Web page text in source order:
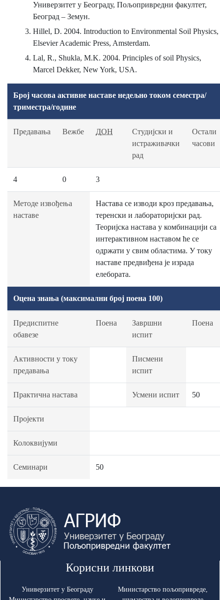
Универзитет у Београду, Пољопривредни факултет,
Београд – Земун.
Hillel, D. 2004. Introduction to Environmental Soil Physics,
Elsevier Academic Press, Amsterdam.
Lal, R., Shukla, M.K. 2004. Principles of soil Physics,
Marcel Dekker, New York, USА.
Број часова активне наставе недељно током семестра/
триместра/године
Предавања Вежбе ДОН
Студијски и
истраживачки
рад
Остали
часови
4 0 3
Методе извођења
наставе
Настава се изводи кроз предавања,
теренски и лабораторијски рад.
Теоријска настава у комбинацији са
интерактивном наставом ће се
одржати у свим областима. У току
наставе предвиђена је израда
елебората.
Оцена знања (максимални број поена 100)
Предиспитне
обавезе
Поена
Завршни
испит
Поена
Активности у току
предавања
Писмени
испит
Практична настава Усмени испит 50
Пројекти
Колоквијуми
Семинари 50
Корисни линкови
Универзитет у Београду
Министарство пољопривреде,